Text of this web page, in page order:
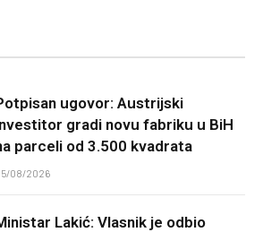
ugovor: Austrijski
gradi novu fabriku u BiH
parceli od 3.500 kvadrata
08/2026
Lakić: Vlasnik je odbio